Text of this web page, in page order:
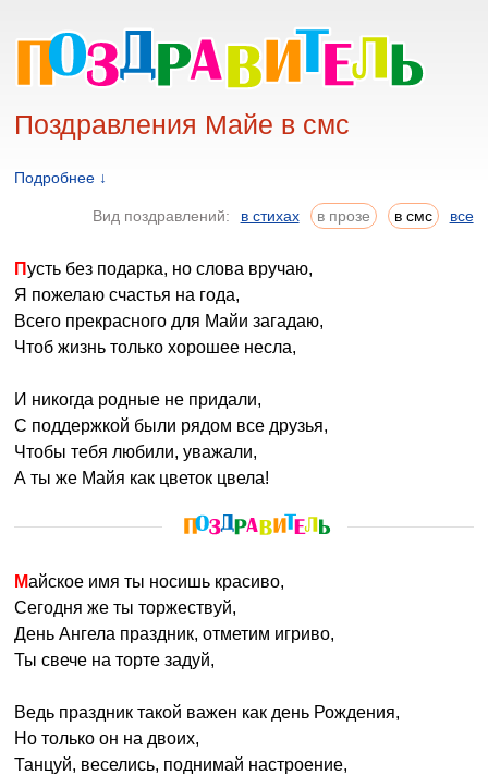
Поздравления Майе в смс
Подробнее ↓
Вид поздравлений: в стихах в прозе в смс все
Пусть без подарка, но слова вручаю,
Я пожелаю счастья на года,
Всего прекрасного для Майи загадаю,
Чтоб жизнь только хорошее несла,
И никогда родные не придали,
С поддержкой были рядом все друзья,
Чтобы тебя любили, уважали,
А ты же Майя как цветок цвела!
Майское имя ты носишь красиво,
Сегодня же ты торжествуй,
День Ангела праздник, отметим игриво,
Ты свече на торте задуй,
Ведь праздник такой важен как день Рождения,
Но только он на двоих,
Танцуй, веселись, поднимай настроение,